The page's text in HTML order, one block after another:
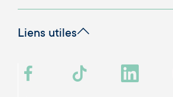
Liens utiles